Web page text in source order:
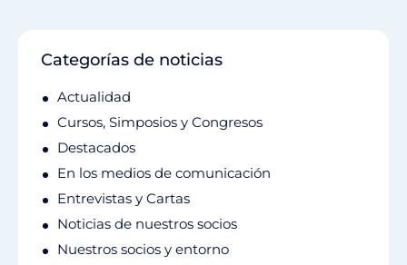
Categorías de noticias
Actualidad
Cursos, Simposios y Congresos
Destacados
En los medios de comunicación
Entrevistas y Cartas
Noticias de nuestros socios
Nuestros socios y entorno